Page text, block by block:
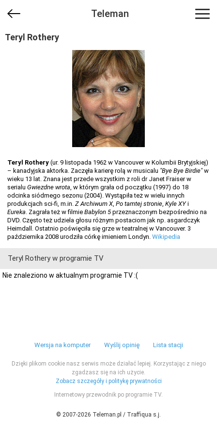
Teleman
Teryl Rothery
Teryl Rothery (ur. 9 listopada 1962 w Vancouver w Kolumbii Brytyjskiej)
– kanadyjska aktorka. Zaczęła karierę rolą w musicalu "Bye Bye Birdie"w
wieku 13 lat. Znana jest przede wszystkim z roli dr Janet Fraiser w
serialu Gwiezdne wrota, w którym grała od początku (1997) do 18
odcinka siódmego sezonu (2004). Wystąpiła też w wielu innych
produkcjach sci-fi, m.in. Z Archiwum X, Po tamtej stronie, Kyle XYi
Eureka. Zagrała też w filmie Babylon 5 przeznaczonym bezpośrednio na
DVD. Często też udziela głosu różnym postaciom jak np. asgardczyk
Heimdall. Ostatnio poświęciła się grze w teatralnej w Vancouver. 3
października 2008 urodziła córkę imieniem Londyn. Wikipedia
Teryl Rothery w programie TV
Nie znaleziono w aktualnym programie TV :(
Wersja na komputer Wyślij opinię Lista stacji
Dzięki plikom cookie nasz serwis może działać lepiej. Korzystając z niego
zgadzasz się na ich użycie.
Zobacz szczegóły i politykę prywatności
Internetowy przewodnik po programie TV.
© 2007-2026 Teleman.pl / Traffiqua s.j.